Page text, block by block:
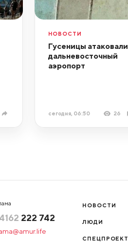
НОВОСТИ
Гусеницы атаковали
дальневосточный
аэропорт
сегодня, 06:50 26
222 742
НОВОСТИ
ЛЮДИ
СПЕЦПРОЕКТ